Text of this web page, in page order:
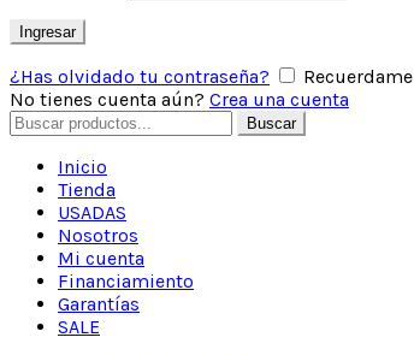
Ingresar
¿Has olvidado tu contraseña?
Recuerdame
No tienes cuenta aún? Crea una cuenta
Search
Buscar
Inicio
Tienda
USADAS
Nosotros
Mi cuenta
Financiamiento
Garantías
SALE